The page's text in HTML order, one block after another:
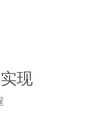
现